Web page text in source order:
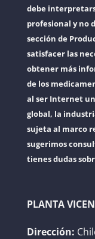
debe
profesional y no
sección de
satisfacer las
obtener más
de los
al ser Internet
global, la
sujeta al marco
sugerimos
tienes dudas
PLANTA
Dirección: